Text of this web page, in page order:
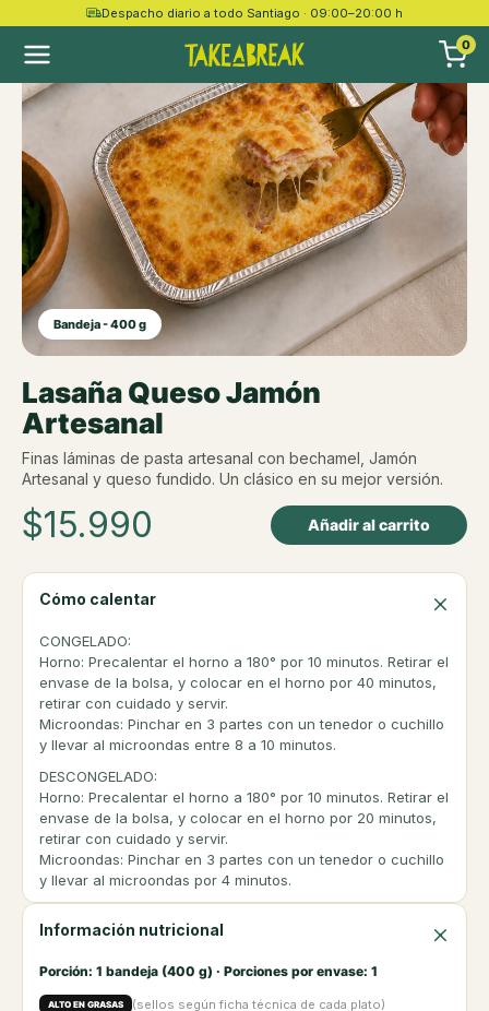
Despacho diario a todo Santiago · 09:00–20:00 h
0
Bandeja - 400 g
Lasaña Queso Jamón
Artesanal
Finas láminas de pasta artesanal con bechamel, Jamón
Artesanal y queso fundido. Un clásico en su mejor versión.
$15.990 Añadir al carrito
Cómo calentar
CONGELADO:
Horno: Precalentar el horno a 180° por 10 minutos. Retirar el
envase de la bolsa, y colocar en el horno por 40 minutos,
retirar con cuidado y servir.
Microondas: Pinchar en 3 partes con un tenedor o cuchillo
y llevar al microondas entre 8 a 10 minutos.
DESCONGELADO:
Horno: Precalentar el horno a 180° por 10 minutos. Retirar el
envase de la bolsa, y colocar en el horno por 20 minutos,
retirar con cuidado y servir.
Microondas: Pinchar en 3 partes con un tenedor o cuchillo
y llevar al microondas por 4 minutos.
Información nutricional
Porción: 1 bandeja (400 g) · Porciones por envase: 1
ALTO EN GRASAS (sellos según ficha técnica de cada plato)